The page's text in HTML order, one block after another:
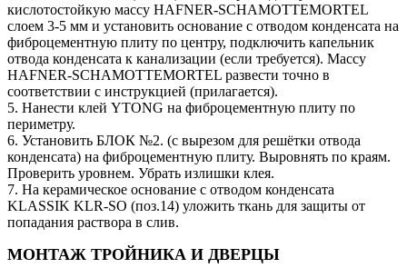
кислотостойкую массу HAFNER-SCHAMOTTEMORTEL
слоем 3-5 мм и установить основание с отводом конденсата на
фиброцементную плиту по центру, подключить капельник
отвода конденсата к канализации (если требуется). Массу
HAFNER-SCHAMOTTEMORTEL развести точно в
соответствии с инструкцией (прилагается).
5. Нанести клей YTONG на фиброцементную плиту по
периметру.
6. Установить БЛОК №2. (с вырезом для решётки отвода
конденсата) на фиброцементную плиту. Выровнять по краям.
Проверить уровнем. Убрать излишки клея.
7. На керамическое основание с отводом конденсата
KLASSIK KLR-SO (поз.14) уложить ткань для защиты от
попадания раствора в слив.
МОНТАЖ ТРОЙНИКА И ДВЕРЦЫ